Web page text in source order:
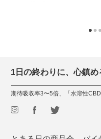
1日の終わりに、心鎮め
期待吸収率3〜5倍、「水溶性